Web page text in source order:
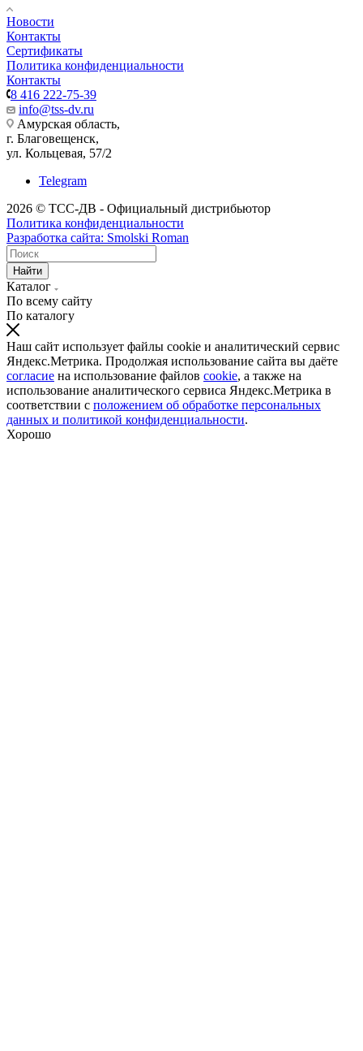
Новости
Контакты
Сертификаты
Политика конфиденциальности
Контакты
8 416 222-75-39
info@tss-dv.ru
Амурская область,
г. Благовещенск,
ул. Кольцевая, 57/2
Telegram
2026 © ТСС-ДВ - Официальный дистрибьютор
Политика конфиденциальности
Разработка сайта: Smolski Roman
Найти
Каталог
По всему сайту
По каталогу
Наш сайт использует файлы cookie и аналитический сервис
Яндекс.Метрика. Продолжая использование сайта вы даёте
согласие на использование файлов cookie, а также на
использование аналитического сервиса Яндекс.Метрика в
соответствии с положением об обработке персональных
данных и политикой конфиденциальности.
Хорошо